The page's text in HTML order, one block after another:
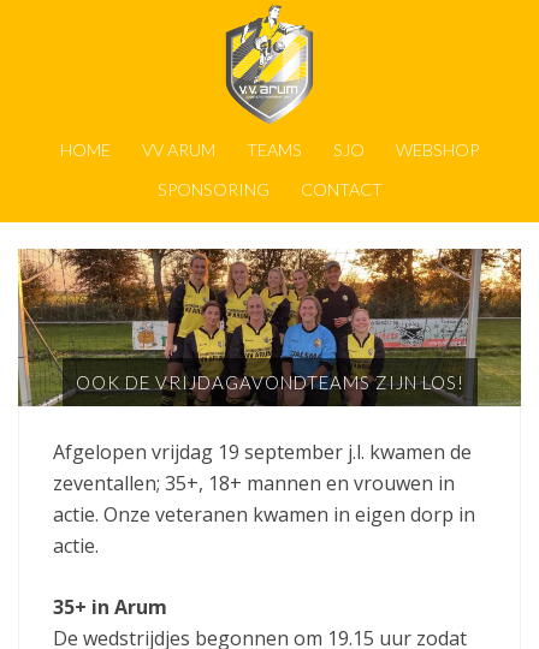
HOME VV ARUM TEAMS SJO
WEBSHOP
SPONSORING
CONTACT
OOK DE VRIJDAGAVONDTEAMS ZIJN LOS!
Afgelopen vrijdag 19 september j.l. kwamen de
zeventallen; 35+, 18+ mannen en vrouwen in
actie. Onze veteranen kwamen in eigen dorp in
actie.
35+ in Arum
De wedstrijdjes begonnen om 19.15 uur zodat